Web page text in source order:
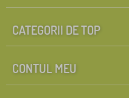
CATEGORII DE TOP
CONTUL MEU